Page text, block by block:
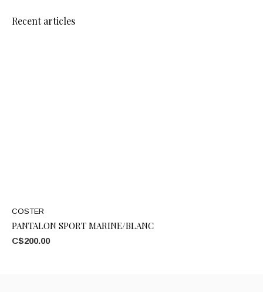
Recent articles
COSTER
PANTALON SPORT MARINE/BLANC
C$200.00